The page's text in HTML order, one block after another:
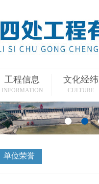
工程信息
INFORMATION
文化经纬
CULTURE
单位荣誉